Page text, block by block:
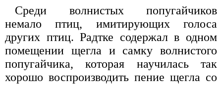
Среди волнистых попугайчиков
немало птиц, имитирующих голоса
других птиц. Радтке содержал в одном
помещении щегла и самку волнистого
попугайчика, которая научилась так
хорошо воспроизводить пение щегла со